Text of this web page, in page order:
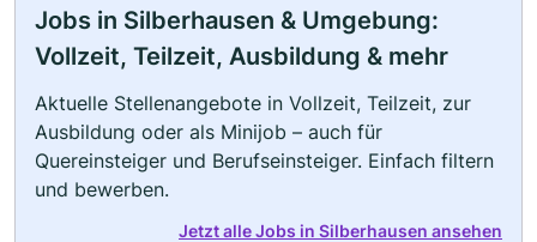
Jobs in Silberhausen & Umgebung:
Vollzeit, Teilzeit, Ausbildung & mehr
Aktuelle Stellenangebote in Vollzeit, Teilzeit, zur
Ausbildung oder als Minijob – auch für
Quereinsteiger und Berufseinsteiger. Einfach filtern
und bewerben.
Jetzt alle Jobs in Silberhausen ansehen